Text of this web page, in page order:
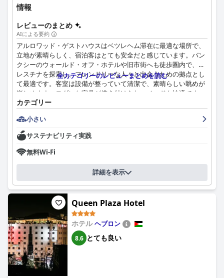
情報
レビューのまとめ
AIによる要約
アルロワッド・ゲストハウスはベツレヘム滞在に最適な場所で、
立地が素晴らしく、宿泊客はとても安全だと感じています。バン
クシーのウォールド・オフ・ホテルや旧市街へも徒歩圏内で、パ
レスチナを探索し、フレンドリーな人々と出会うための拠点とし
て最適です。客室は設備が整っていて清潔で、素晴らしい眺めが
楽しめます。モダンな家具が備え付けられ、ベッドも快適です。
スタッフは信じられないほど親切で協力的で、訪問者が十分な手
入れを受けられるように、あらゆる努力を惜しみません。ゲスト
ハウスの清潔さは宿泊客から高い評価を受けており、「申し分な
く清潔」と評する人も多くいます。全体として、アルロワッド・
ゲストハウスは一流の宿泊施設であり、一流のスタッフがあなた
の滞在を忘れられないものにしてくれるでしょう。
全カテゴリーのレビューまとめを読む
カテゴリー
小さい
サステナビリティ実践
無料Wi-Fi
詳細を表示
Queen Plaza Hotel
ホテルヘブロン
8.6 とても良い